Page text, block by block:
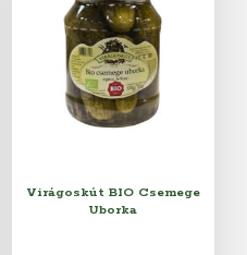
Virágoskút BIO Csemege
Uborka